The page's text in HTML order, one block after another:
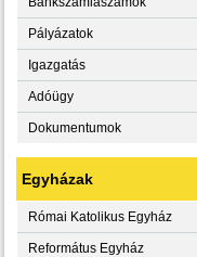
Pályázatok
Igazgatás
Adóügy
Dokumentumok
Egyházak
Római Katolikus Egyház
Református Egyház